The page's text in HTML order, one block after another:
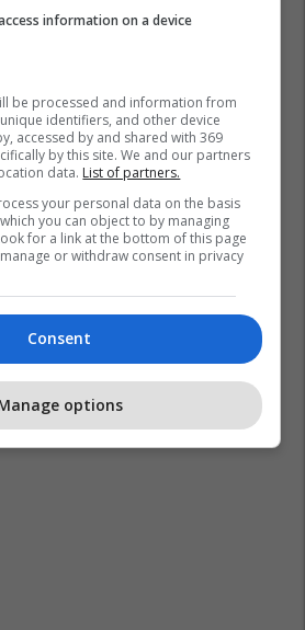
information on a device
be processed and information from
identifiers, and other device
accessed by and shared with 369
by this site. We and our partners
data. List of partners.
your personal data on the basis
you can object to by managing
for a link at the bottom of this page
or withdraw consent in privacy
Consent
options